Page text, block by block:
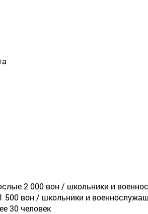
2 000 вон / школьники и
500 вон / школьники и
30 человек